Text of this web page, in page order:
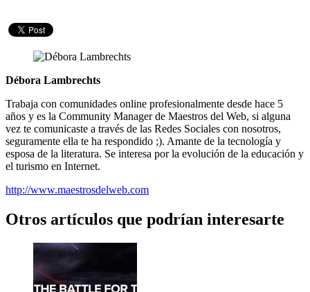
Débora Lambrechts
Trabaja con comunidades online profesionalmente desde hace 5
años y es la Community Manager de Maestros del Web, si alguna
vez te comunicaste a través de las Redes Sociales con nosotros,
seguramente ella te ha respondido ;). Amante de la tecnología y
esposa de la literatura. Se interesa por la evolución de la educación y
el turismo en Internet.
http://www.maestrosdelweb.com
Otros artículos que podrían interesarte